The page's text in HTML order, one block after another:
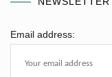
Email address: